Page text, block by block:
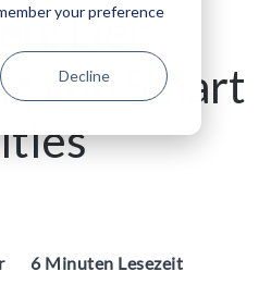
your preference
Decline
Der
von Smart
6 Minuten Lesezeit